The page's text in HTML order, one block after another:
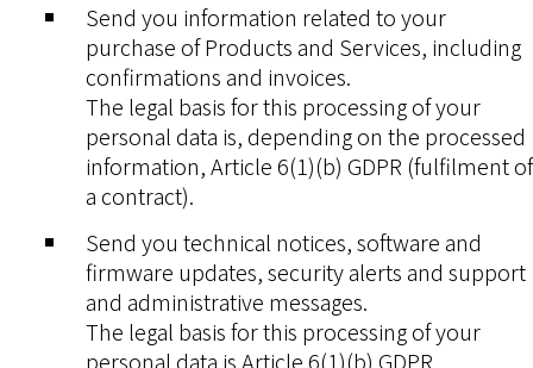
Send you information related to your
purchase of Products and Services, including
confirmations and invoices.
The legal basis for this processing of your
personal data is, depending on the processed
information, Article 6(1)(b) GDPR (fulfilment of
a contract).
Send you technical notices, software and
firmware updates, security alerts and support
and administrative messages.
The legal basis for this processing of your
personal data is Article 6(1)(b) GDPR